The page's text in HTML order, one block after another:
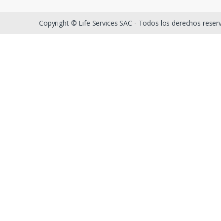
Copyright © Life Services SAC - Todos los derechos